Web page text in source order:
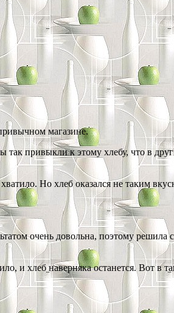
магазине.
привыкли к этому хлебу, что в
Но хлеб оказался не таким
очень довольна, поэтому решила
и хлеб наверняка останется. Вот в